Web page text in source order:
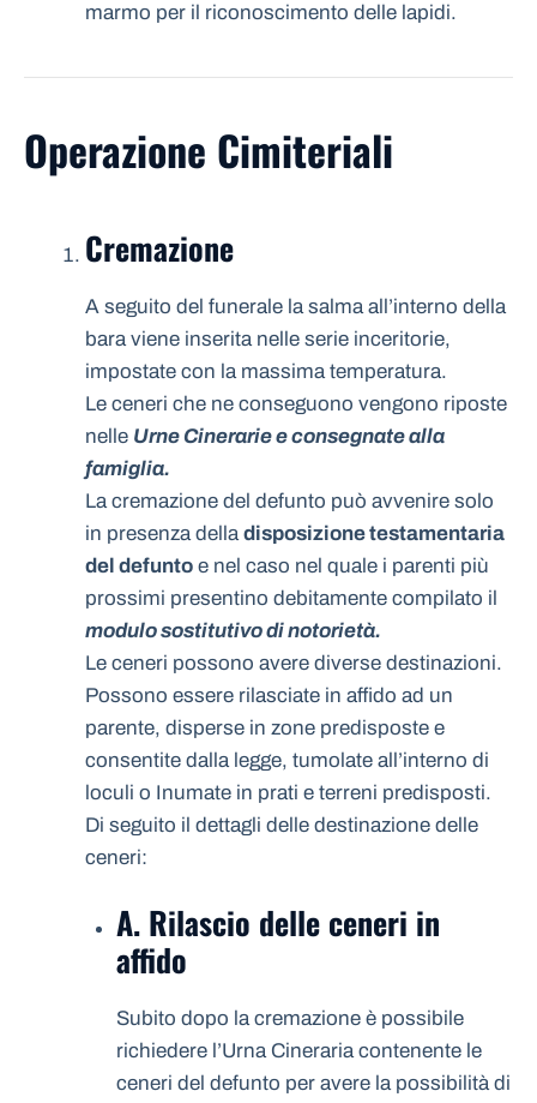
marmo per il riconoscimento delle lapidi.
Operazione Cimiteriali
Cremazione
A seguito del funerale la salma all’interno della
bara viene inserita nelle serie inceritorie,
impostate con la massima temperatura.
Le ceneri che ne conseguono vengono riposte
nelle Urne Cinerarie e consegnate alla
famiglia.
La cremazione del defunto può avvenire solo
in presenza della disposizione testamentaria
del defunto e nel caso nel quale i parenti più
prossimi presentino debitamente compilato il
modulo sostitutivo di notorietà.
Le ceneri possono avere diverse destinazioni.
Possono essere rilasciate in affido ad un
parente, disperse in zone predisposte e
consentite dalla legge, tumolate all’interno di
loculi o Inumate in prati e terreni predisposti.
Di seguito il dettagli delle destinazione delle
ceneri:
A. Rilascio delle ceneri in
affido
Subito dopo la cremazione è possibile
richiedere l’Urna Cineraria contenente le
ceneri del defunto per avere la possibilità di